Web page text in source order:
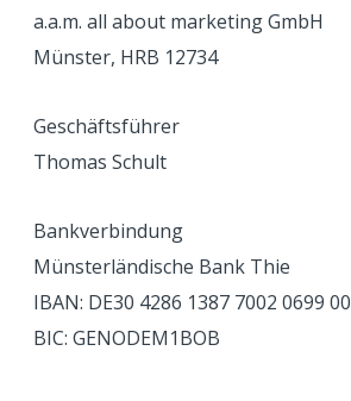
a.a.m. all about marketing GmbH
Münster, HRB 12734
Geschäftsführer
Thomas Schult
Bankverbindung
Münsterländische Bank Thie
IBAN: DE30 4286 1387 7002 0699 00
BIC: GENODEM1BOB